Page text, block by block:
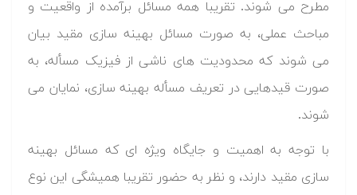
مطرح می شوند. تقریبا همه مسائل برآمده از واقعیت و
مباحث عملی، به صورت مسائل بهینه سازی مقید بیان
می شوند که محدودیت های ناشی از فیزیک مسأله، به
صورت قیدهایی در تعریف مسأله بهینه سازی، نمایان می
شوند.
با توجه به اهمیت و جایگاه ویژه ای که مسائل بهینه
سازی مقید دارند، و نظر به حضور تقریبا همیشگی این نوع